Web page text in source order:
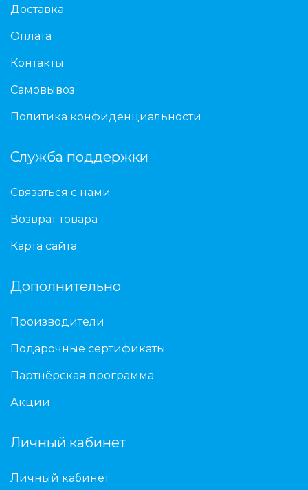
Доставка
Оплата
Контакты
Самовывоз
Политика конфиденциальности
Служба поддержки
Связаться с нами
Возврат товара
Карта сайта
Дополнительно
Производители
Подарочные сертификаты
Партнёрская программа
Акции
Личный кабинет
Личный кабинет